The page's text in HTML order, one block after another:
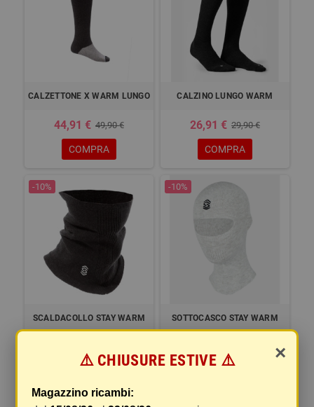
CALZETTONE X WARM LUNGO
44,91 € 49,90 €
COMPRA
CALZINO LUNGO WARM
26,91 € 29,90 €
COMPRA
-10%
SCALDACOLLO STAY WARM
-10%
SOTTOCASCO STAY WARM
D'ARGENTO TG.UNICA
×
⚠️ CHIUSURE ESTIVE ⚠️
Magazzino ricambi: